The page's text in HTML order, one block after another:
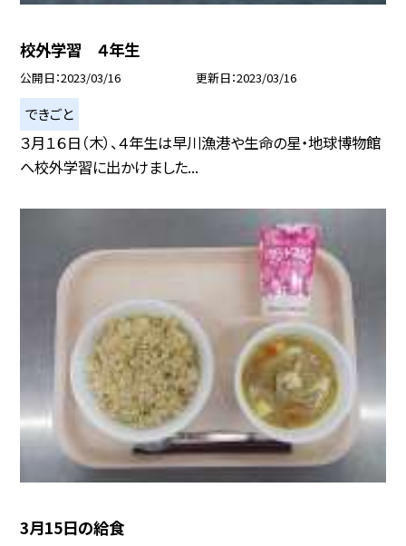
校外学習 ４年生
公開日 2023/03/16 更新日 2023/03/16
できごと
３月１６日（木）、４年生は早川漁港や生命の星・地球博物館
へ校外学習に出かけました...
3月15日の給食